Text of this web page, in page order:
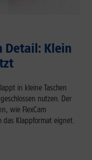
Detail: Klein
in kleine Taschen
nutzen. Der
wie FlexCam
Klappformat eignet.